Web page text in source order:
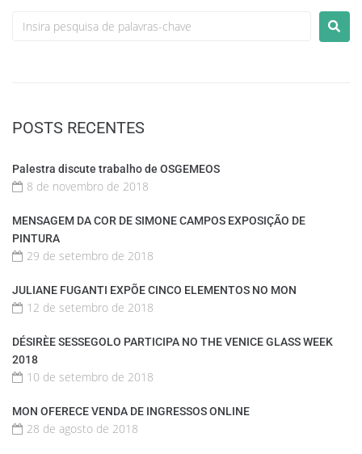
POSTS RECENTES
Palestra discute trabalho de OSGEMEOS
8 de novembro de 2018
MENSAGEM DA COR DE SIMONE CAMPOS EXPOSIÇÃO DE
PINTURA
29 de setembro de 2018
JULIANE FUGANTI EXPÕE CINCO ELEMENTOS NO MON
12 de setembro de 2018
DÉSIRÈE SESSEGOLO PARTICIPA NO THE VENICE GLASS WEEK
2018
10 de setembro de 2018
MON OFERECE VENDA DE INGRESSOS ONLINE
28 de agosto de 2018